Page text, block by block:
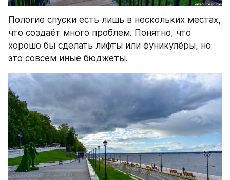
Пологие спуски есть лишь в нескольких местах,
что создаёт много проблем. Понятно, что
хорошо бы сделать лифты или фуникулёры, но
это совсем иные бюджеты.